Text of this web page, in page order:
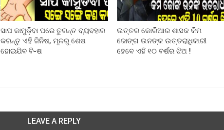
ସାପ କାମୁଡ଼ିବା ପରେ ତୁରନ୍ତ ବ୍ୟବହାର
କରନ୍ତୁ ଏହି ଜିନିଷ, ମୂଳରୁ ଶେଷ
ହୋଇଯିବ ବି-ଷ
ଉତ୍ତର କୋରିଆର ଶାସକ କିମ
ଜୋଙ୍ଗ ଉନଙ୍କ ଉତ୍ତରାଧିକାରୀ
ହେବେ ଏହି ୧୦ ବର୍ଷର ଝିଅ !
LEAVE A REPLY